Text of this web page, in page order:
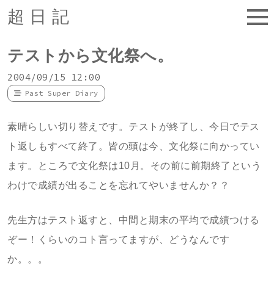
超日記
テストから文化祭へ。
2004/09/15 12:00
Past Super Diary
素晴らしい切り替えです。テストが終了し、今日でテス
ト返しもすべて終了。皆の頭は今、文化祭に向かってい
ます。ところで文化祭は10月。その前に前期終了という
わけで成績が出ることを忘れてやいませんか？？
先生方はテスト返すと、中間と期末の平均で成績つける
ぞー！くらいのコト言ってますが、どうなんです
か。。。